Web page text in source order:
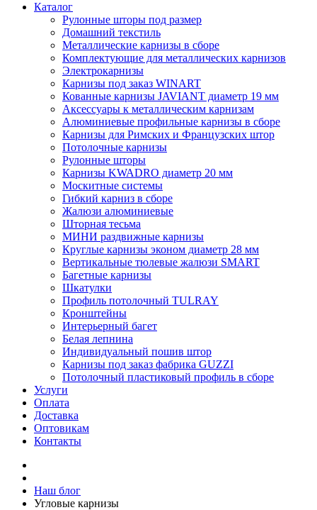
Каталог
Рулонные шторы под размер
Домашний текстиль
Металлические карнизы в сборе
Комплектующие для металлических карнизов
Электрокарнизы
Карнизы под заказ WINART
Кованные карнизы JAVIANT диаметр 19 мм
Аксессуары к металлическим карнизам
Алюминиевые профильные карнизы в сборе
Карнизы для Римских и Французских штор
Потолочные карнизы
Рулонные шторы
Карнизы KWADRO диаметр 20 мм
Москитные системы
Гибкий карниз в сборе
Жалюзи алюминиевые
Шторная тесьма
МИНИ раздвижные карнизы
Круглые карнизы эконом диаметр 28 мм
Вертикальные тюлевые жалюзи SMART
Багетные карнизы
Шкатулки
Профиль потолочный TULRAY
Кронштейны
Интерьерный багет
Белая лепнина
Индивидуальный пошив штор
Карнизы под заказ фабрика GUZZI
Потолочный пластиковый профиль в сборе
Услуги
Оплата
Доставка
Оптовикам
Контакты
Наш блог
Угловые карнизы